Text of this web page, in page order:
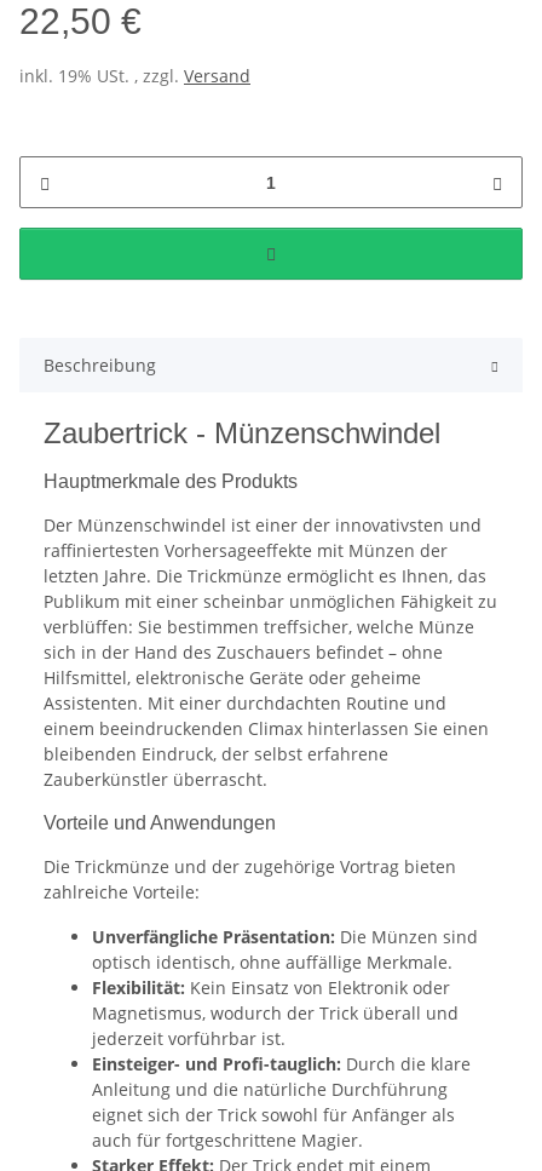
22,50 €
inkl. 19% USt. , zzgl. Versand
Beschreibung
Zaubertrick - Münzenschwindel
Hauptmerkmale des Produkts
Der Münzenschwindel ist einer der innovativsten und
raffiniertesten Vorhersageeffekte mit Münzen der
letzten Jahre. Die Trickmünze ermöglicht es Ihnen, das
Publikum mit einer scheinbar unmöglichen Fähigkeit zu
verblüffen: Sie bestimmen treffsicher, welche Münze
sich in der Hand des Zuschauers befindet – ohne
Hilfsmittel, elektronische Geräte oder geheime
Assistenten. Mit einer durchdachten Routine und
einem beeindruckenden Climax hinterlassen Sie einen
bleibenden Eindruck, der selbst erfahrene
Zauberkünstler überrascht.
Vorteile und Anwendungen
Die Trickmünze und der zugehörige Vortrag bieten
zahlreiche Vorteile:
Unverfängliche Präsentation: Die Münzen sind
optisch identisch, ohne auffällige Merkmale.
Flexibilität: Kein Einsatz von Elektronik oder
Magnetismus, wodurch der Trick überall und
jederzeit vorführbar ist.
Einsteiger- und Profi-tauglich: Durch die klare
Anleitung und die natürliche Durchführung
eignet sich der Trick sowohl für Anfänger als
auch für fortgeschrittene Magier.
Starker Effekt: Der Trick endet mit einem